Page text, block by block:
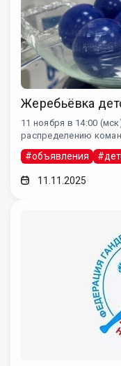
Жеребьёвка
11 ноября в 14:00
распределению
#объявления
11.11.2025